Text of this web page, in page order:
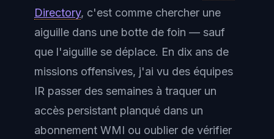
Directory, c'est comme chercher une
aiguille dans une botte de foin — sauf
que l'aiguille se déplace. En dix ans de
missions offensives, j'ai vu des équipes
IR passer des semaines à traquer un
accès persistant planqué dans un
abonnement WMI ou oublier de vérifier